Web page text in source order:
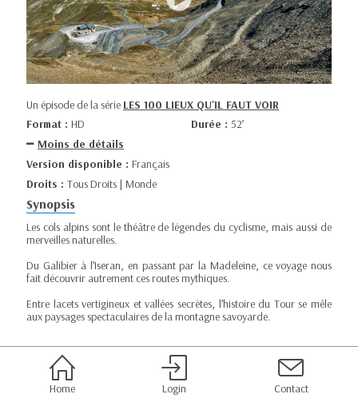
Un épisode de la série LES 100 LIEUX QU'IL FAUT VOIR
Format : HD Durée : 52’
Moins de détails
Version disponible : Français
Droits : Tous Droits | Monde
Synopsis
Les cols alpins sont le théâtre de légendes du cyclisme, mais aussi de
merveilles naturelles.
Du Galibier à l’Iseran, en passant par la Madeleine, ce voyage nous
fait découvrir autrement ces routes mythiques.
Entre lacets vertigineux et vallées secrètes, l’histoire du Tour se mêle
aux paysages spectaculaires de la montagne savoyarde.
Home Login Contact